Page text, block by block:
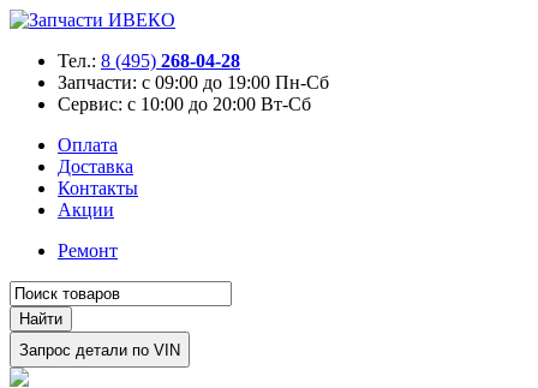
Тел.: 8 (495) 268-04-28
Запчасти: с 09:00 до 19:00 Пн-Сб
Сервис: с 10:00 до 20:00 Вт-Сб
Оплата
Доставка
Контакты
Акции
Ремонт